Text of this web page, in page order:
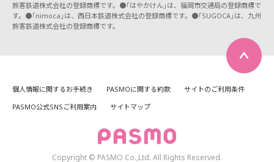
旅客鉄道株式会社の登録商標です。●「はやかけん」は、福岡市交通局の登録商標で
す。●「nimoca」は、西日本鉄道株式会社の登録商標です。●「SUGOCA」は、九州
旅客鉄道株式会社の登録商標です。
個人情報に関するお手続き PASMOに関する約款
サイトのご利用条件
PASMO公式SNSご利用案内
サイトマップ
Copyright © PASMO Co.,Ltd. All Rights Reserved.